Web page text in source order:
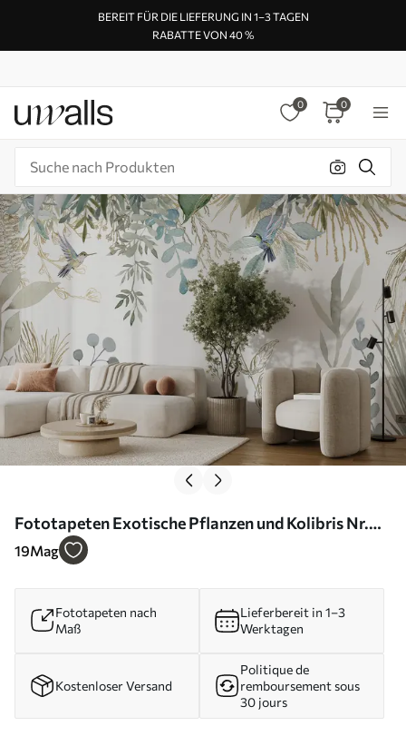
BEREIT FÜR DIE LIEFERUNG IN 1–3 TAGEN
RABATTE VON 40 %
0 0
Fototapeten Exotische Pflanzen und Kolibris Nr.
u17579
19Mag
Fototapeten nach
Maß
Lieferbereit in 1–3
Werktagen
Kostenloser Versand
Politique de
remboursement sous
30 jours